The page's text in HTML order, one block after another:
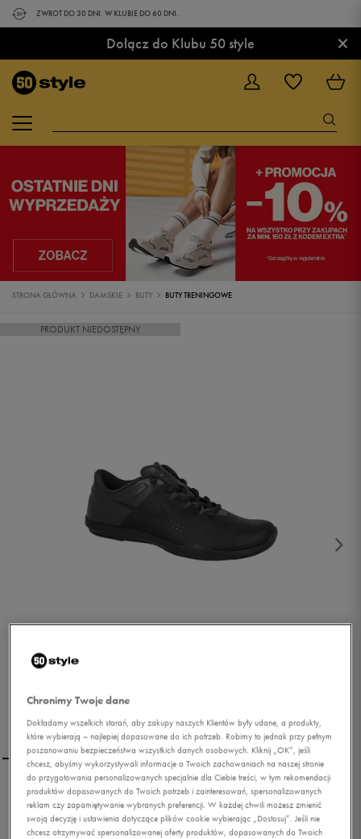
ZWROT DO 30 DNI. W KLUBIE DO 60 DNI.
Dołącz do Klubu 50 style ×
STRONA GŁÓWNA DAMSKIE BUTY BUTY TRENINGOWE
PRODUKT NIEDOSTĘPNY
NIKE WMNS STUDIO
TRAINER
Chronimy Twoje dane
Dokładamy wszelkich starań, aby zakupy naszych Klientów były udane, a produkty,
które wybierają – najlepiej dopasowane do ich potrzeb. Robimy to jednak przy pełnym
poszanowaniu bezpieczeństwa wszystkich danych osobowych. Kliknij „OK”, jeśli
chcesz, abyśmy wykorzystywali informacje o Twoich zachowaniach na naszej stronie
do przygotowania personalizowanych specjalnie dla Ciebie treści, w tym rekomendacji
produktów dopasowanych do Twoich potrzeb i zainteresowań, spersonalizowanych
reklam czy zapamiętywanie wybranych preferencji. W każdej chwili możesz zmienić
swoją decyzję i ustawienia dotyczące plików cookie wybierając „Dostosuj”. Jeśli nie
chcesz otrzymywać spersonalizowanej oferty produktów, dopasowanych do Twoich